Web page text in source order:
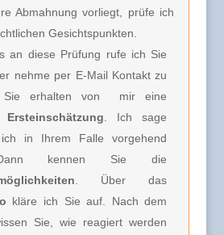
Abmahnung vorliegt, prüfe ich
Gesichtspunkten.
an diese Prüfung rufe ich Sie
nehme per E-Mail Kontakt zu
erhalten von
mir eine
. Ich sage
in Ihrem Falle vorgehend
kennen Sie die
. Über das
kläre ich Sie auf. Nach dem
Sie, wie reagiert werden